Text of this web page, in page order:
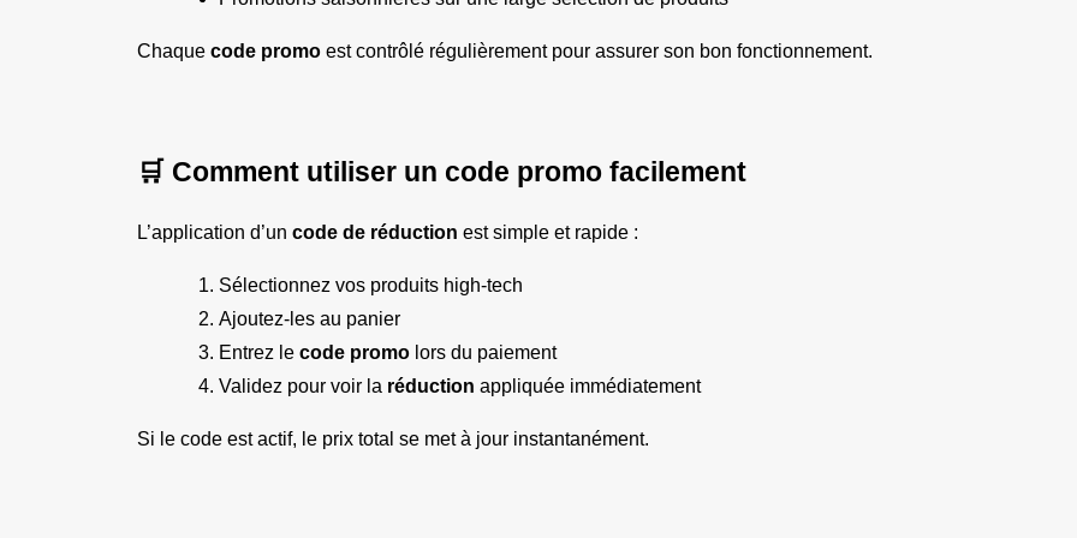
Chaque code promo est contrôlé régulièrement pour assurer son bon fonctionnement.
🛒 Comment utiliser un code promo facilement
L’application d’un code de réduction est simple et rapide :
Sélectionnez vos produits high-tech
Ajoutez-les au panier
Entrez le code promo lors du paiement
Validez pour voir la réduction appliquée immédiatement
Si le code est actif, le prix total se met à jour instantanément.